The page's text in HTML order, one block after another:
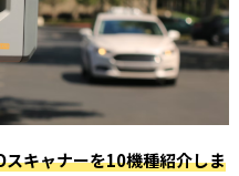
キャナーを10機種紹介しま